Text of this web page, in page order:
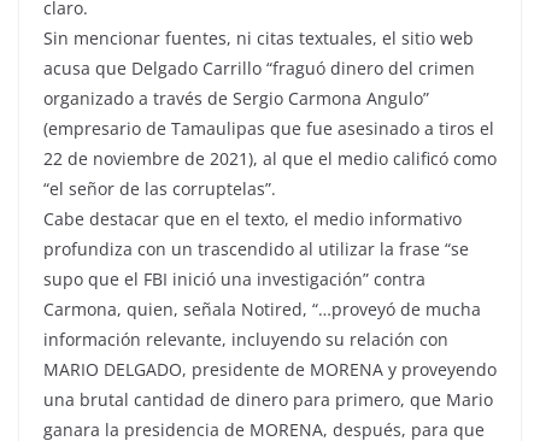
claro.
Sin mencionar fuentes, ni citas textuales, el sitio web
acusa que Delgado Carrillo “fraguó dinero del crimen
organizado a través de Sergio Carmona Angulo”
(empresario de Tamaulipas que fue asesinado a tiros el
22 de noviembre de 2021), al que el medio calificó como
“el señor de las corruptelas”.
Cabe destacar que en el texto, el medio informativo
profundiza con un trascendido al utilizar la frase “se
supo que el FBI inició una investigación” contra
Carmona, quien, señala Notired, “…proveyó de mucha
información relevante, incluyendo su relación con
MARIO DELGADO, presidente de MORENA y proveyendo
una brutal cantidad de dinero para primero, que Mario
ganara la presidencia de MORENA, después, para que